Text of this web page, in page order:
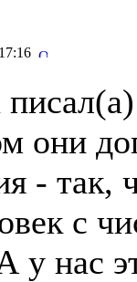
они
- так,
с
у нас